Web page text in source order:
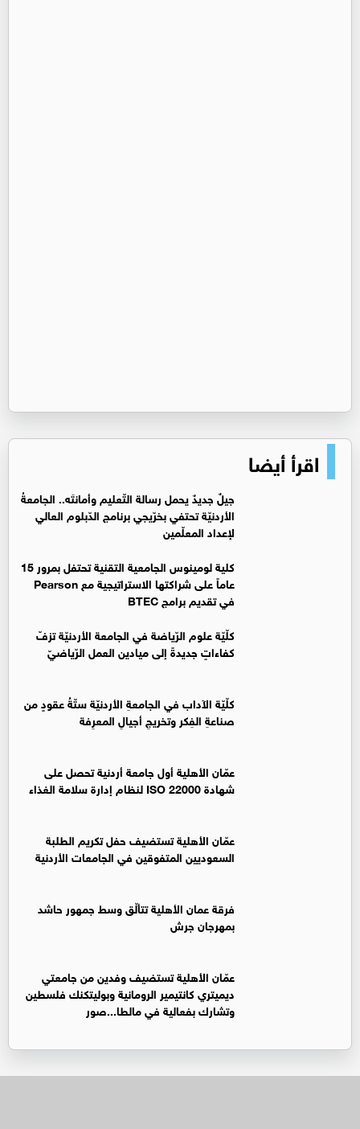
اقرأ أيضا
جيلٌ جديدٌ يحمل رسالة التّعليم وأمانتَه.. الجامعةُ
الأردنيّة تحتفي بخرّيجي برنامج الدّبلوم العالي
لإعداد المعلّمين
كلية لومينوس الجامعية التقنية تحتفل بمرور 15
عاماً على شراكتها الاستراتيجية مع Pearson
في تقديم برامج BTEC
كلّيّة علوم الرّياضة في الجامعة الأردنيّة تزفّ
كفاءاتٍ جديدةً إلى ميادين العمل الرّياضيّ
كلّيّة الآداب في الجامعةِ الأردنيّة ستّةُ عقودٍ من
صناعةِ الفِكر وتخريجِ أجيالِ المعرِفة
عمّان الأهلية أول جامعة أردنية تحصل على
شهادة ISO 22000 لنظام إدارة سلامة الغذاء
عمّان الأهلية تستضيف حفل تكريم الطلبة
السعوديين المتفوقين في الجامعات الأردنية
فرقة عمان الأهلية تتألّق وسط جمهور حاشد
بمهرجان جرش
عمّان الأهلية تستضيف وفدين من جامعتي
ديميتري كانتيمير الرومانية وبوليتكنك فلسطين
وتشارك بفعالية في مالطا...صور